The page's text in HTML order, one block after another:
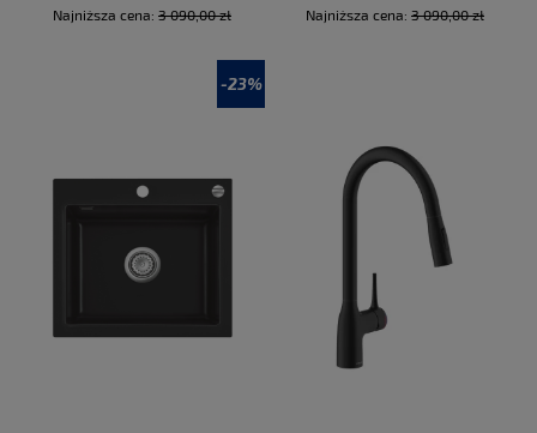
Najniższa cena: 3 090,00 zł
Najniższa cena: 3 090,00 zł
-23%